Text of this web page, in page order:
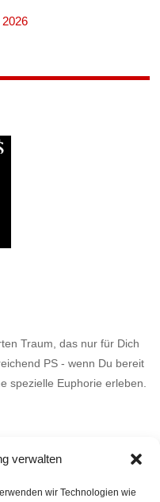
verwalten
wir Technologien wie
Traum, das nur für Dich
PS - wenn Du bereit
spezielle Euphorie erleben.